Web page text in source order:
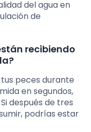
del agua en
de
recibiendo
peces durante
en segundos,
después de tres
podrías estar